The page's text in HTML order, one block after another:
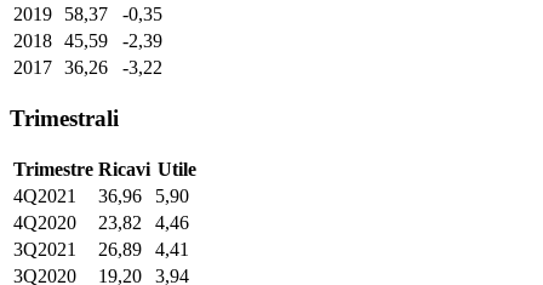
2019
58,37
-0,35
2018 45,59
-2,39
2017 36,26 -3,22
Trimestrali
Trimestre Ricavi Utile
4Q2021
36,96
5,90
4Q2020
23,82
4,46
3Q2021
26,89
4,41
3Q2020
19,20
3,94